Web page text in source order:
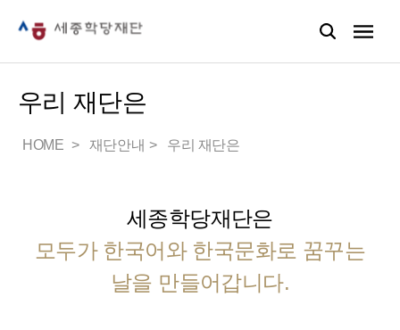
우리 재단은
HOME 재단안내 우리 재단은
세종학당재단은
모두가 한국어와 한국문화로 꿈꾸는
날을 만들어갑니다.